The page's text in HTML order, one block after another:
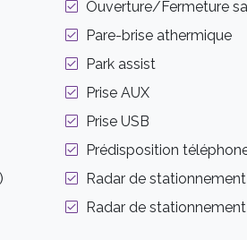
Ouverture/Fermeture
Pare-brise athermique
Park assist
Prise AUX
Prise USB
Prédisposition
Radar de
Radar de